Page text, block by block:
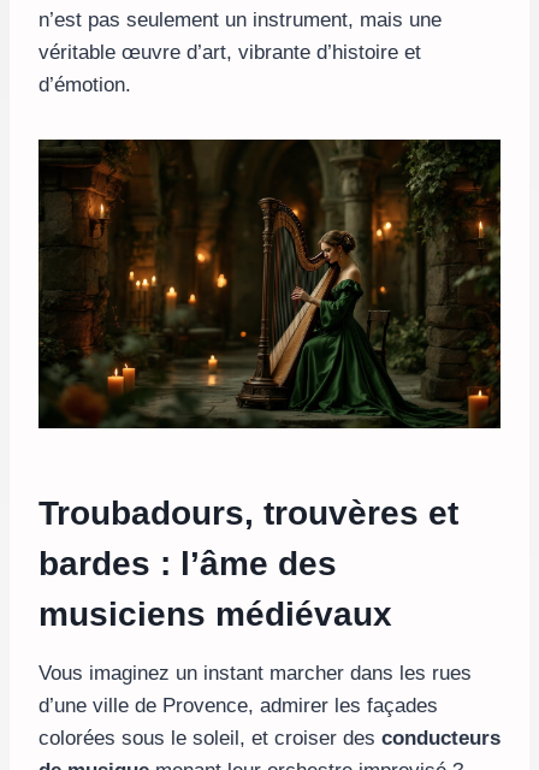
n’est pas seulement un instrument, mais une
véritable œuvre d’art, vibrante d’histoire et
d’émotion.
Troubadours, trouvères et
bardes : l’âme des
musiciens médiévaux
Vous imaginez un instant marcher dans les rues
d’une ville de Provence, admirer les façades
colorées sous le soleil, et croiser des conducteurs